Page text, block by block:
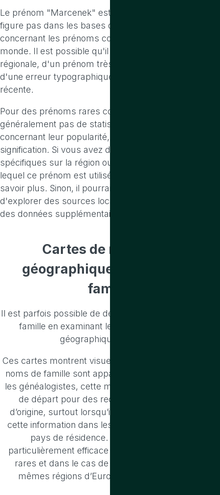
Le prénom "Marcenek" est extrêmement rare et ne
figure pas dans les bases de données usuelles
concernant les prénoms couramment utilisés dans le
monde. Il est possible qu'il s'agisse d'une variante
régionale, d'un prénom très peu utilisé, ou même
d'une erreur typographique ou d'une invention
récente.
Pour des prénoms rares comme celui-ci, il n'existe
généralement pas de statistiques détaillées
concernant leur popularité, leur origine ou leur
signification. Si vous avez des informations
spécifiques sur la région ou le contexte culturel dans
lequel ce prénom est utilisé, cela pourrait aider à en
savoir plus. Sinon, il pourrait être intéressant
d'explorer des sources locales ou des archives pour
des données supplémentaires.
Cartes de répartition
géographique
famille
Il est parfois possible de déduire l’origine d’un nom de
famille en examinant les cartes de répartition
géographique des noms
Ces cartes montrent visuellement les endroits où les
noms de famille sont apparus au fil du temps. Pour
les généalogistes, cette méthode constitue un point
de départ pour des recherches dans le pays
d’origine, surtout lorsqu’il est difficile de retrouver
cette information dans les documents du nouveau
pays de résidence. Cette approche est
particulièrement efficace pour les noms de famille
rares et dans le cas de familles vivant dans les
mêmes régions d’Europe depuis des siècles.